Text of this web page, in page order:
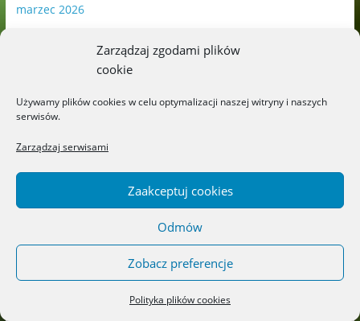
Zarządzaj zgodami plików
cookie
Używamy plików cookies w celu optymalizacji naszej witryny i naszych
serwisów.
Zarządzaj serwisami
Zaakceptuj cookies
Odmów
Zobacz preferencje
Polityka plików cookies
marzec 2026
listopad 2025
lipiec 2025
kwiecień 2025